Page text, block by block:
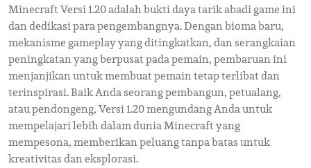
Minecraft Versi 1.20 adalah bukti daya tarik abadi game ini
dan dedikasi para pengembangnya. Dengan bioma baru,
mekanisme gameplay yang ditingkatkan, dan serangkaian
peningkatan yang berpusat pada pemain, pembaruan ini
menjanjikan untuk membuat pemain tetap terlibat dan
terinspirasi. Baik Anda seorang pembangun, petualang,
atau pendongeng, Versi 1.20 mengundang Anda untuk
mempelajari lebih dalam dunia Minecraft yang
mempesona, memberikan peluang tanpa batas untuk
kreativitas dan eksplorasi.